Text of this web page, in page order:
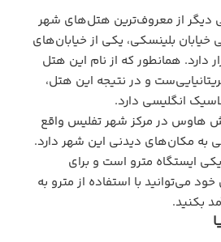
از معروف‌ترین هتل‌های شهر
بلینسکی، یکی از خیابان‌های
دارد. همانطور که از نام این هتل
و در نتیجه این هتل،
انگلیسی دارد.
هاوس در مرکز شهر تفلیس واقع
مکان‌های دیدنی این شهر دارد.
ایستگاه مترو است و برای
می‌توانید با استفاده از مترو به
بکنید.